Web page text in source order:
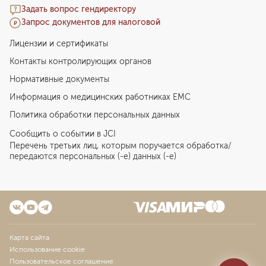
Задать вопрос гендиректору
Запрос документов для налоговой
Лицензии и сертификаты
Контакты контролирующих органов
Нормативные документы
Информация о медицинских работниках EMC
Политика обработки персональных данных
Сообщить о событии в JCI
Перечень третьих лиц, которым поручается обработка/
передаются персональных (-е) данных (-е)
Карта сайта
Использование cookie
Пользовательское соглашение